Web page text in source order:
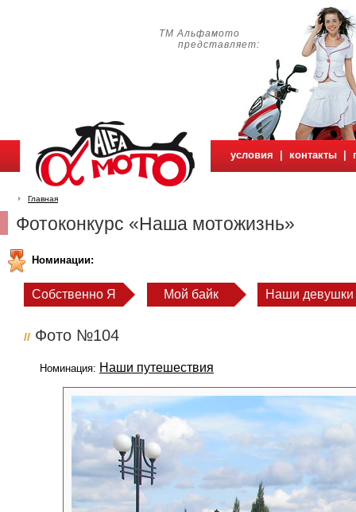
ТМ Альфамото
представляет:
условия контакты
Главная
Фотоконкурс «Наша мотожизнь»
Номинации:
Собственно Я Мой байк Наши девушки
// Фото №104
Номинация: Наши путешествия